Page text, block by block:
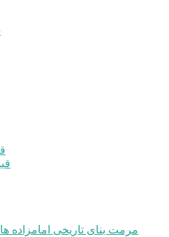
مرمت بنای تاریخی امامزاده